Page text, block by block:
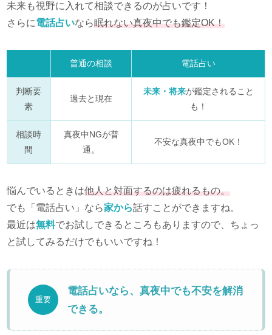
未来も視野に入れて相談できるのが占いです！
さらに電話占いなら眠れない真夜中でも鑑定OK！
普通の相談 電話占い
判断要
素
過去と現在
未来・将来が鑑定されること
も！
相談時
間
真夜中NGが普
通。
不安な真夜中でもOK！
悩んでいるときは他人と対面するのは疲れるもの。
でも「電話占い」なら家から話すことができますね。
最近は無料でお試しできるところもありますので、ちょっ
と試してみるだけでもいいですね！
重要
電話占いなら、真夜中でも不安を解消
できる。